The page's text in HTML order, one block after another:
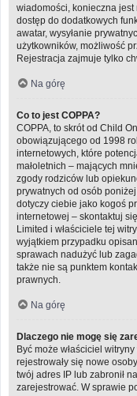
wiadomości, konieczna
dostęp do dodatkowych
awatar, wysyłanie
użytkowników, możliwość
Rejestracja zajmuje tylko
Na górę
Co to jest COPPA?
COPPA, to skrót od Child
obowiązującego od 1998
internetowych, które
małoletnich – mających
zgody rodziców lub
prywatnych od osób
dotyczy ciebie jako kogoś
internetowej – skontaktuj
Limited i właściciele tej
wyjątkiem przypadku
sprawach nadużyć lub
także nie są punktem
prawnych.
Na górę
Dlaczego nie mogę się
Być może właściciel
rejestrowały się nowe
twój adres IP lub zabronił
zarejestrować. W sprawie